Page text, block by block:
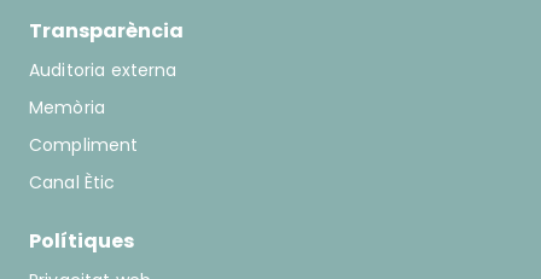
Transparència
Auditoria externa
Memòria
Compliment
Canal Ètic
Polítiques